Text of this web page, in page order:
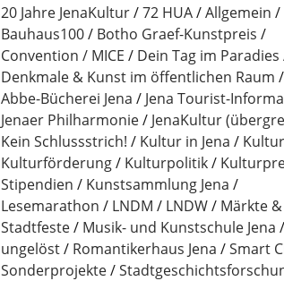
20 Jahre JenaKultur 72 HUA
Allgemein
Bauhaus100
Botho Graef-Kunstpreis
Convention / MICE
Dein Tag im Paradies
Denkmale & Kunst im öffentlichen Raum
Abbe-Bücherei Jena
Jena Tourist-
Jenaer Philharmonie
JenaKultur
Kein Schlussstrich!
Kultur in Jena
Kulturförderung
Kulturpolitik
Stipendien
Kunstsammlung Jena
Lesemarathon
LNDM LNDW
Märkte &
Stadtfeste
Musik- und Kunstschule Jena
ungelöst
Romantikerhaus Jena
Smart
Sonderprojekte